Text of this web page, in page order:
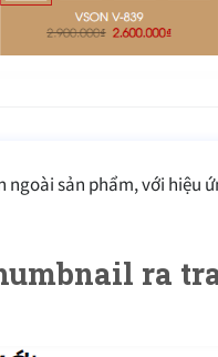
ngoài sản phẩm, với hiệu
ra